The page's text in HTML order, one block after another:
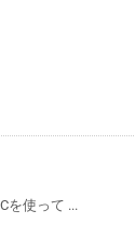
を使って ...